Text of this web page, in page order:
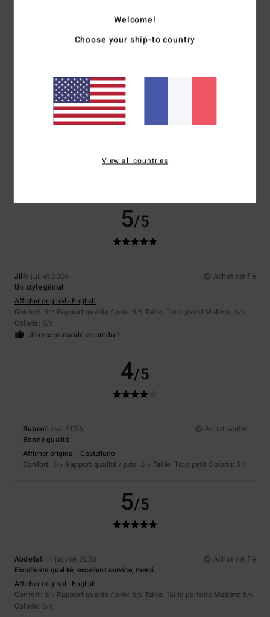
Confort
Rapport qualité / prix
Taille
Trop petit Trop grand
5/5
Jill9 juillet 2026
Achat vérifié
Un style génial
Afficher original - English
Confort: 5/5 Rapport qualité / prix: 5/5 Taille: Trop grand Matière: 5/5
Coloris: 5/5
Je recommande ce produit
4/5
Ruben5 mai 2026
Achat vérifié
Bonne qualité
Afficher original - Castellano
Confort: 3/5 Rapport qualité / prix: 2/5 Taille: Trop petit Coloris: 5 /5
5/5
Abdellah14 janvier 2026
Achat vérifié
Excellente qualité, excellent service, merci.
Afficher original - English
Confort: 5/5 Rapport qualité / prix: 5/5 Taille: Taille parfaite Matière: 5/5
Coloris: 5/5
Welcome!
Choose your ship-to country
View all countries